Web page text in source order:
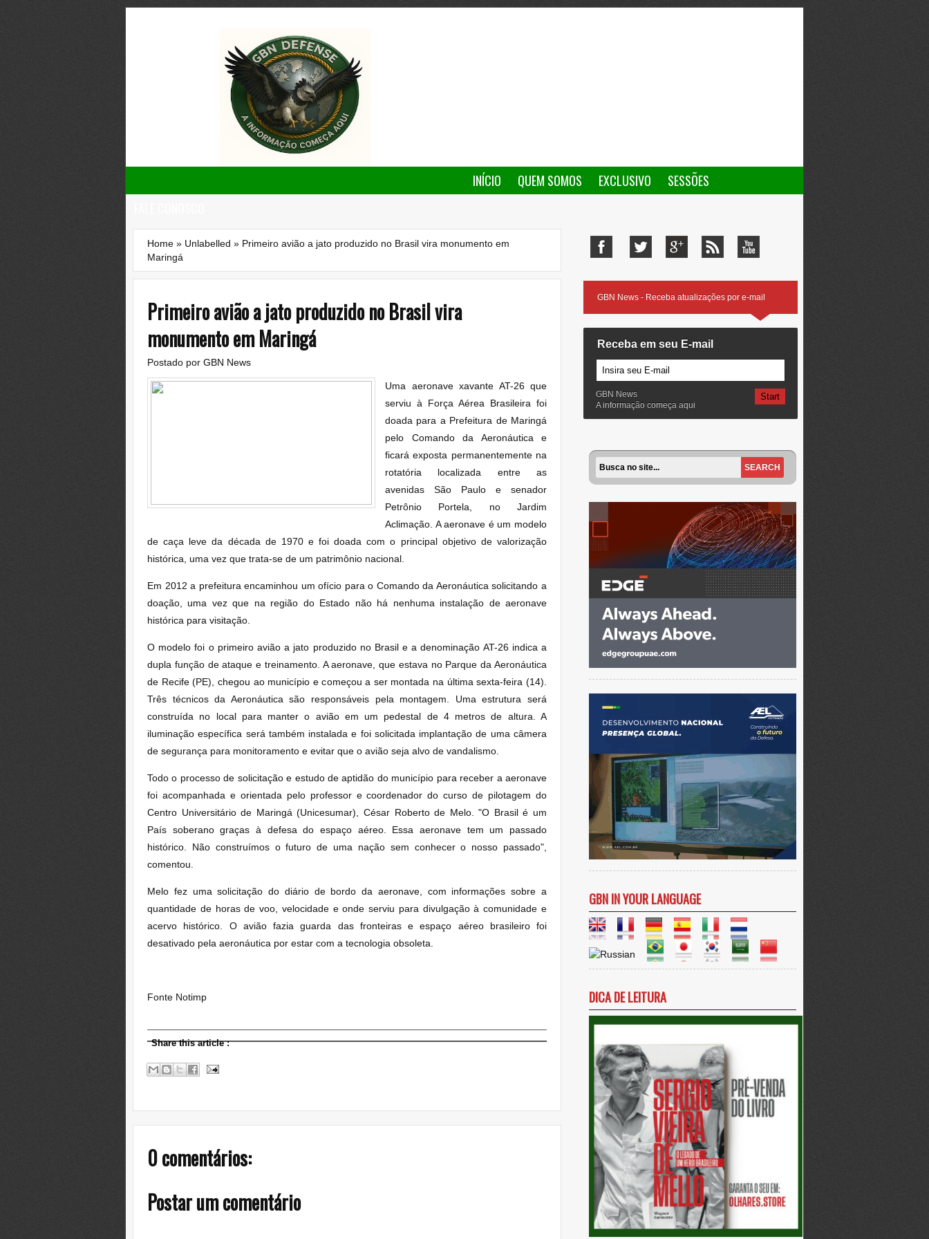
INÍCIO QUEM SOMOS EXCLUSIVO
SESSÕES
Home » Unlabelled » Primeiro avião a jato produzido no Brasil vira monumento em
Maringá
Primeiro avião a jato produzido no Brasil vira
monumento em Maringá
Postado por GBN News
Uma aeronave xavante AT-26 que
serviu à Força Aérea Brasileira foi
doada para a Prefeitura de Maringá
pelo Comando da Aeronáutica e
ficará exposta permanentemente na
rotatória localizada entre as
avenidas São Paulo e senador
Petrônio Portela, no Jardim
Aclimação. A aeronave é um modelo
de caça leve da década de 1970 e foi doada com o principal objetivo de valorização
histórica, uma vez que trata-se de um patrimônio nacional.
Em 2012 a prefeitura encaminhou um ofício para o Comando da Aeronáutica solicitando a
doação, uma vez que na região do Estado não há nenhuma instalação de aeronave
histórica para visitação.
O modelo foi o primeiro avião a jato produzido no Brasil e a denominação AT-26 indica a
dupla função de ataque e treinamento. A aeronave, que estava no Parque da Aeronáutica
de Recife (PE), chegou ao município e começou a ser montada na última sexta-feira (14).
Três técnicos da Aeronáutica são responsáveis pela montagem. Uma estrutura será
construída no local para manter o avião em um pedestal de 4 metros de altura. A
iluminação específica será também instalada e foi solicitada implantação de uma câmera
de segurança para monitoramento e evitar que o avião seja alvo de vandalismo.
Todo o processo de solicitação e estudo de aptidão do município para receber a aeronave
foi acompanhada e orientada pelo professor e coordenador do curso de pilotagem do
Centro Universitário de Maringá (Unicesumar), César Roberto de Melo. "O Brasil é um
País soberano graças à defesa do espaço aéreo. Essa aeronave tem um passado
histórico. Não construímos o futuro de uma nação sem conhecer o nosso passado",
comentou.
Melo fez uma solicitação do diário de bordo da aeronave, com informações sobre a
quantidade de horas de voo, velocidade e onde serviu para divulgação à comunidade e
acervo histórico. O avião fazia guarda das fronteiras e espaço aéreo brasileiro foi
desativado pela aeronáutica por estar com a tecnologia obsoleta.
Fonte Notimp
Share this article:
0 comentários:
Postar um comentário
GBN News - Receba atualizações por e-mail
Receba em seu E-mail
GBN News
A informação começa aqui
GBN IN YOUR LANGUAGE
DICA DE LEITURA